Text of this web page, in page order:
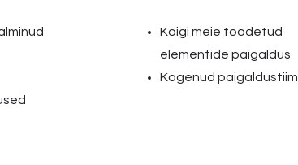
Kõigi meie toodetud
elementide paigaldus
Kogenud paigaldustiim